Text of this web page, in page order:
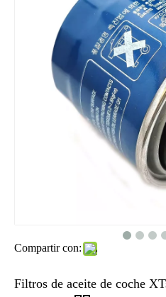
Compartir con:
Filtros de aceite de coche